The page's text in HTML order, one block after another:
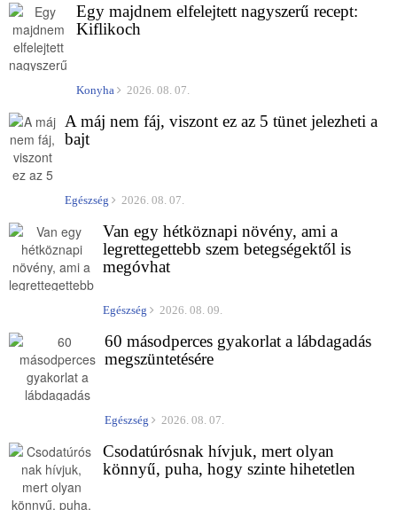
Egy majdnem elfelejtett nagyszerű recept:
Kiflikoch
Konyha 2026. 08. 07.
A máj nem fáj, viszont ez az 5 tünet jelezheti a
bajt
Egészség 2026. 08. 07.
Van egy hétköznapi növény, ami a
legrettegettebb szem betegségektől is
megóvhat
Egészség 2026. 08. 09.
60 másodperces gyakorlat a lábdagadás
megszüntetésére
Egészség 2026. 08. 07.
Csodatúrósnak hívjuk, mert olyan
könnyű, puha, hogy szinte hihetetlen